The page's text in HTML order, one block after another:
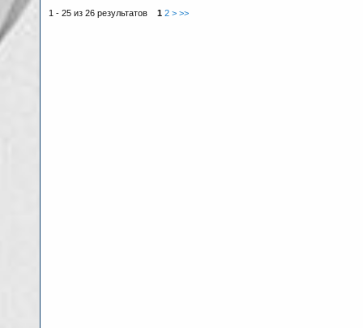
1 - 25 из 26 результатов 1 2 > >>